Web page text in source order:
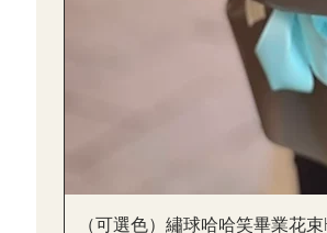
（可選色）繡球哈哈笑畢業花